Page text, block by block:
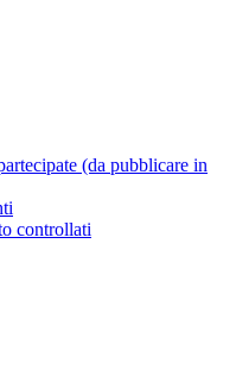
(da pubblicare in
controllati